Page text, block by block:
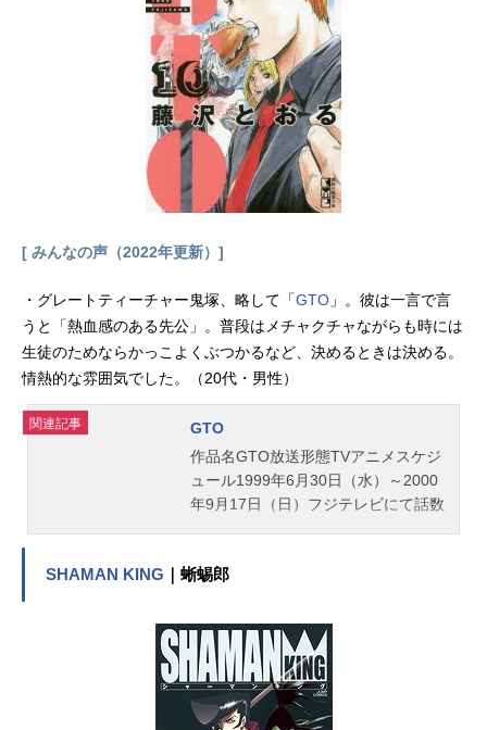
送形態TVアニメシリーズガンダムシ
リーズスケジュール1996年4月5日
（金）～12月28日（金）テレビ朝日
ほか話数全39話キャストガロード・
ラン：高木渉ティファ・アディー
ル：かないみかジャミル・ニート：
堀内賢雄ウィッツ・スー：中井和哉
ロアビィ・ロイ：山崎たくみシャギ
ア・フロスト：森川智之オルバ・フ
三石琴乃サラ・タイレル：かかずゆ
ファーゼンバーグ：中博史キッド・
サルサミル：くまいもとこエニル・
エル：本多知恵子カリス・ノーティ
ラス：水谷優子ランスロー・ダーウ
樹ナレーション：光岡湧太郎スタッ
富野由悠季（「機動戦士ガンダム」
より）監督：高松信司シリーズ構
成：川崎ヒロユキキャラクターデザ
イ...
[ みんなの声（2022年更新）]
・グレートティーチャー鬼塚、略して「GTO 」。彼は一言で言
うと「熱血感のある先公」。普段はメチャクチャながらも時には
生徒のためならかっこよくぶつかるなど、決めるときは決める。
情熱的な雰囲気でした。（20代・男性）
関連記事
GTO
作品名GTO放送形態TVアニメスケジ
ュール1999年6月30日（水）～2000
年9月17日（日）フジテレビにて話数
し：チョー弾間龍二：千葉一伸相沢
國男：関智一野村朋子：川澄綾子吉
川のぼる：岡野浩介藤吉晃二：諏訪
部順一草野忠明：柳知樹桜田理事
長：岡本嘉子スタッフ原作：藤沢と
おる（講談社／週刊少年マガジン連
SHAMAN KING ｜蜥蜴郎